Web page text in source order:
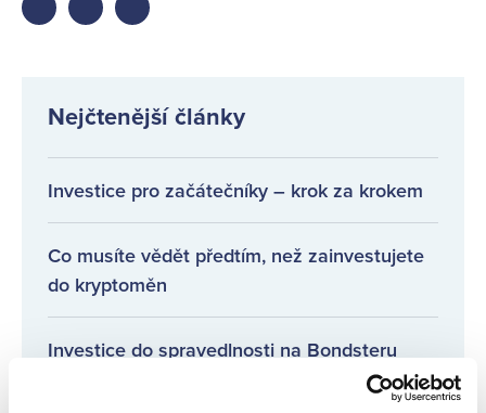
Share
Nejčtenější články
Investice pro začátečníky – krok za krokem
Co musíte vědět předtím, než zainvestujete
do kryptoměn
Investice do spravedlnosti na Bondsteru